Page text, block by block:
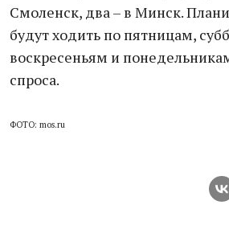
Смоленск, два – в Минск.
будут ходить по пятницам,
воскресеньям и
спроса.
ФОТО: mos.ru